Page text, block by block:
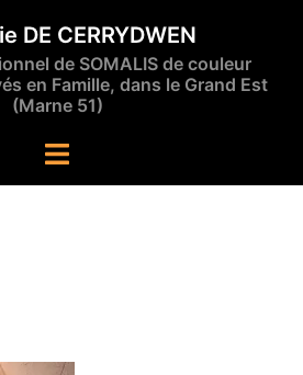
DE CERRYDWEN
de SOMALIS de couleur
en Famille, dans le Grand Est
(Marne 51)
Ouvrir/fermer